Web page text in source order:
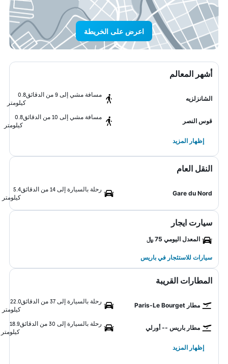
اعرض على الخريطة
أشهر المعالم
الشانزلزيه
مسافة مشي إلى 9 من الدقائق
0.8
كيلومتر
قوس النصر
مسافة مشي إلى 10 من الدقائق
0.8
كيلومتر
إظهار المزيد
النقل العام
Gare du Nord
رحلة بالسيارة إلى 14 من الدقائق
5.4
كيلومتر
سيارت ايجار
المعدل اليومي 75 ﷼
سيارات للاستئجار في باريس
المطارات القريبة
مطار Paris-Le Bourget
رحلة بالسيارة إلى 37 من الدقائق
22.0
كيلومتر
مطار باريس -- أورلي
رحلة بالسيارة إلى 30 من الدقائق
18.9
كيلومتر
إظهار المزيد